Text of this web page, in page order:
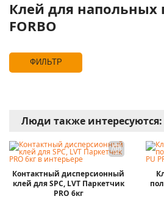
Клей для напольных
FORBO
ФИЛЬТР
Люди также интересуются:
Контактный дисперсионный
клей для SPC, LVT Паркетчик
PRO 6кг